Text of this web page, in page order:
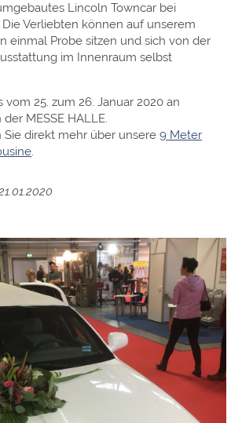
Lincoln Towncar bei
Verliebten können auf unserem
einmal Probe sitzen und sich von der
im Innenraum selbst
vom 25. zum 26. Januar 2020 an
MESSE HALLE.
Sie direkt mehr über unsere 9 Meter
.